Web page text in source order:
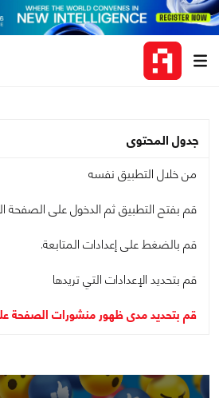
جدول المحتوى
من خلال التطبيق نفسه
قم بفتح التطبيق ثم الدخول على الصفحة
قم بالضغط على إعدادات المتابعة.
قم بتحديد الإعدادات التي تريدها
قم بتحديد مدى ظهور منشورات الصفحة